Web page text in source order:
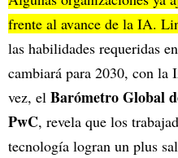
frente al avance de la IA.
las habilidades requeridas
cambiará para 2030, con
vez, el Barómetro Global
PwC, revela que los
tecnología logran un plus